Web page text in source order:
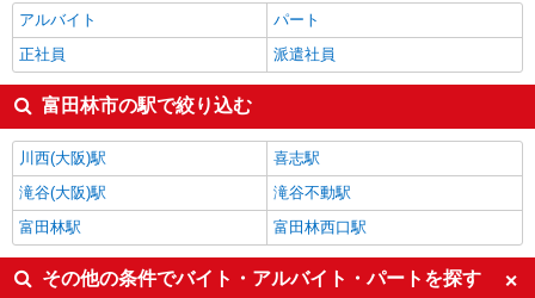
アルバイト
パート
正社員
派遣社員
富田林市の駅で絞り込む
川西(大阪)駅
喜志駅
滝谷(大阪)駅
滝谷不動駅
富田林駅
富田林西口駅
その他の条件でバイト・アルバイト・パートを探す